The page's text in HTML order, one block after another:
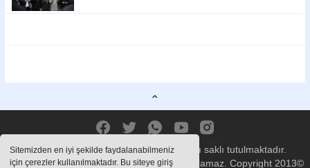
Sitemizden en iyi şekilde faydalanabilmeniz
için çerezler kullanılmaktadır. Bu siteye giriş
Sitemizde bulunan içeriklerin tüm hakları saklı tutulmaktadır.
hurbakishaber.com.tr, izinsiz içerikler kullanılamaz. Copyright 2013©